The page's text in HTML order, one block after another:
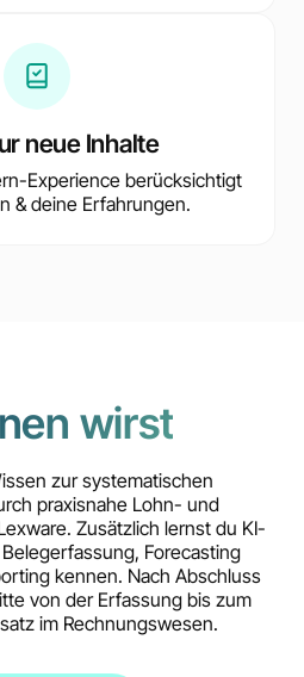
neue Inhalte
Experience berücksichtigt
& deine Erfahrungen.
wirst
zur systematischen
praxisnahe Lohn- und
Zusätzlich lernst du KI-
Forecasting
kennen. Nach Abschluss
von der Erfassung bis zum
im Rechnungswesen.